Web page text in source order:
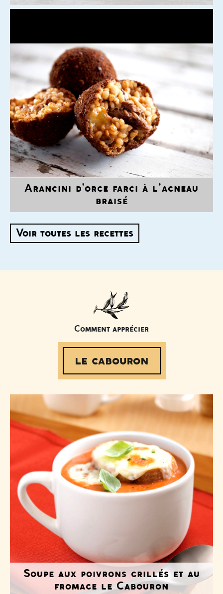
Arancini d’orge farci à l’agneau
braisé
Voir toutes les recettes
Comment apprécier
le cabouron
Soupe aux poivrons grillés et au
fromage le Cabouron